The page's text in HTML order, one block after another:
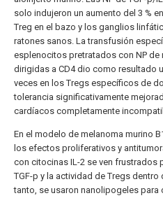
solo indujeron un aumento del 3 %
Treg en el bazo y los ganglios
ratones sanos. La transfusión
esplenocitos pretratados con NP de
dirigidas a CD4 dio como resultado
veces en los Tregs específicos de
tolerancia significativamente
cardíacos completamente
En el modelo de melanoma murino
los efectos proliferativos y
con citocinas IL-2 se ven frustrados
TGF-p y la actividad de Tregs dentro
tanto, se usaron nanolipogeles para